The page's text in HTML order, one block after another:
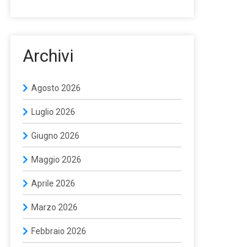
Archivi
Agosto 2026
Luglio 2026
Giugno 2026
Maggio 2026
Aprile 2026
Marzo 2026
Febbraio 2026